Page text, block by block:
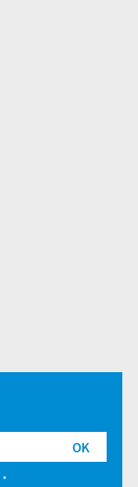
OK
*